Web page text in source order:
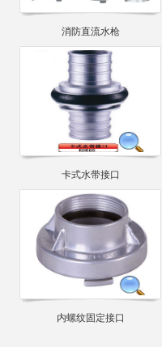
消防直流水枪
卡式水带接口
内螺纹固定接口